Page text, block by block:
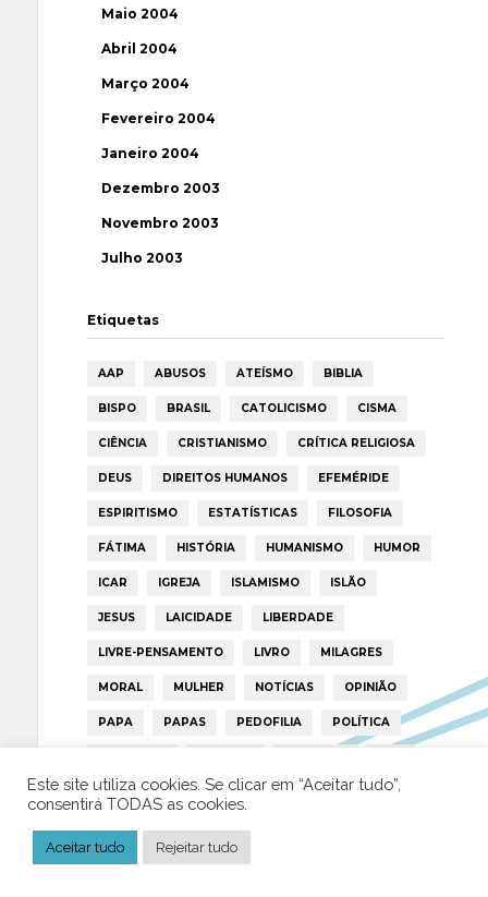
Maio 2004
Abril 2004
Março 2004
Fevereiro 2004
Janeiro 2004
Dezembro 2003
Novembro 2003
Julho 2003
Etiquetas
AAP ABUSOS ATEÍSMO BIBLIA
BISPO BRASIL CATOLICISMO CISMA
CIÊNCIA CRISTIANISMO CRÍTICA RELIGIOSA
DEUS DIREITOS HUMANOS EFEMÉRIDE
ESPIRITISMO ESTATÍSTICAS FILOSOFIA
FÁTIMA HISTÓRIA HUMANISMO HUMOR
ICAR IGREJA ISLAMISMO ISLÃO
JESUS LAICIDADE LIBERDADE
LIVRE-PENSAMENTO LIVRO MILAGRES
MORAL MULHER NOTÍCIAS OPINIÃO
PAPA PAPAS PEDOFILIA POLÍTICA
TRUMP VATICANO
Este site utiliza cookies. Se clicar em “Aceitar tudo”,
consentirá TODAS as cookies.
Aceitar tudo Rejeitar tudo